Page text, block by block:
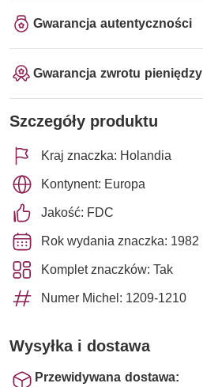
Gwarancja autentyczności
Gwarancja zwrotu pieniędzy
Szczegóły produktu
Kraj znaczka: Holandia
Kontynent: Europa
Jakość: FDC
Rok wydania znaczka: 1982
Komplet znaczków: Tak
Numer Michel: 1209-1210
Wysyłka i dostawa
Przewidywana dostawa: